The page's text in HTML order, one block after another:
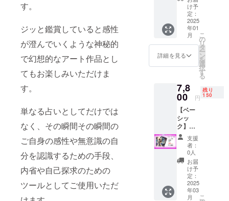
す。
ジッと鑑賞していると感性
が澄んでいくような神秘的
で幻想的なアート作品とし
てもお楽しみいただけま
す。
単なる占いとしてだけでは
なく、その瞬間その瞬間の
ご自身の感性や無意識の自
分を認識するための手段、
内省や自己探求のための
ツールとしてご使用いただ
徴：容
量を小
さくし
たデジ
タル
アート
の原画
をお送
りしま
で、
カード
サイズ
に収ま
りきら
なかっ
た部分
もお楽
しみい
ただけ
ます。
また、
印刷物
では原
け予
定：
2025
年01
月
詳細を見る
こ
の
リ
タ
ー
ン
を
選
択
す
る
7,8
00 円
残り
150
【ベー
シッ
ク】早
期割引
10％OF
F(端数
はおま
け) 内
容：
カード
78枚 +
支援
者：
0人
お届
け予
定：
2025
年03
月
こ